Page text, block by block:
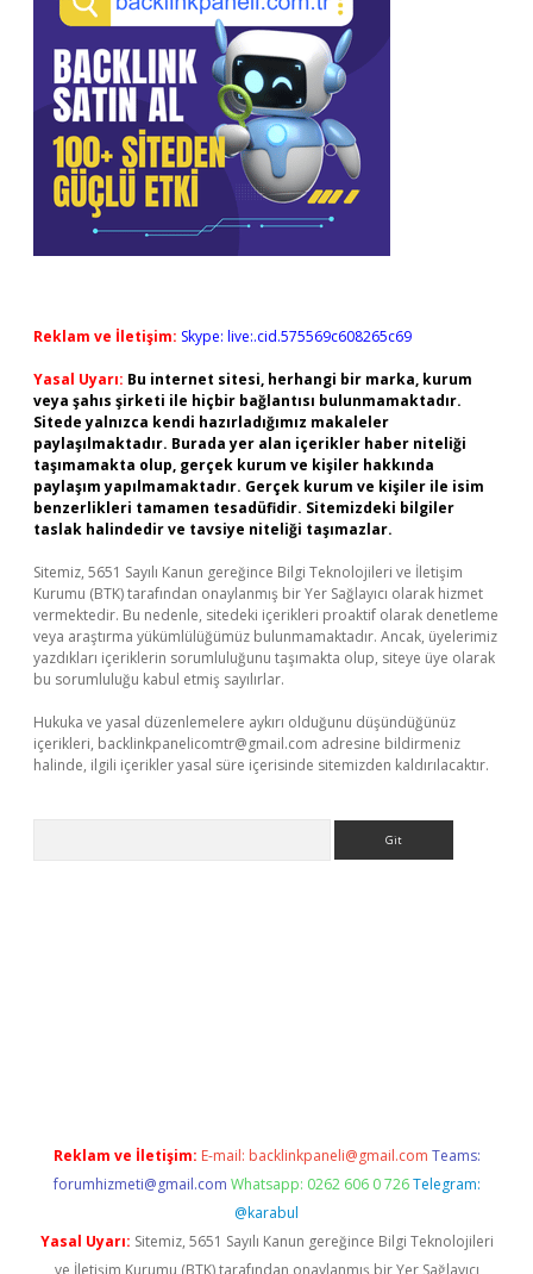
Reklam ve İletişim: Skype: live:.cid.575569c608265c69
Yasal Uyarı: Bu internet sitesi, herhangi bir marka, kurum
veya şahıs şirketi ile hiçbir bağlantısı bulunmamaktadır.
Sitede yalnızca kendi hazırladığımız makaleler
paylaşılmaktadır. Burada yer alan içerikler haber niteliği
taşımamakta olup, gerçek kurum ve kişiler hakkında
paylaşım yapılmamaktadır. Gerçek kurum ve kişiler ile isim
benzerlikleri tamamen tesadüfidir. Sitemizdeki bilgiler
taslak halindedir ve tavsiye niteliği taşımazlar.
Sitemiz, 5651 Sayılı Kanun gereğince Bilgi Teknolojileri ve İletişim
Kurumu (BTK) tarafından onaylanmış bir Yer Sağlayıcı olarak hizmet
vermektedir. Bu nedenle, sitedeki içerikleri proaktif olarak denetleme
veya araştırma yükümlülüğümüz bulunmamaktadır. Ancak, üyelerimiz
yazdıkları içeriklerin sorumluluğunu taşımakta olup, siteye üye olarak
bu sorumluluğu kabul etmiş sayılırlar.
Hukuka ve yasal düzenlemelere aykırı olduğunu düşündüğünüz
içerikleri, backlinkpanelicomtr@gmail.com adresine bildirmeniz
halinde, ilgili içerikler yasal süre içerisinde sitemizden kaldırılacaktır.
Reklam ve İletişim: E-mail: backlinkpaneli@gmail.com Teams:
forumhizmeti@gmail.com Whatsapp: 0262 606 0 726 Telegram:
@karabul
Yasal Uyarı: Sitemiz, 5651 Sayılı Kanun gereğince Bilgi Teknolojileri
ve İletişim Kurumu (BTK) tarafından onaylanmış bir Yer Sağlayıcı